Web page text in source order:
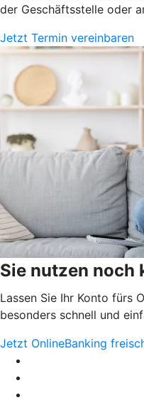
der Geschäftsstelle oder
Jetzt Termin vereinbaren
Sie nutzen noch
Lassen Sie Ihr Konto fürs
besonders schnell und
Jetzt OnlineBanking